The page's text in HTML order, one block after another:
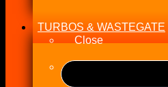
TURBOS & WASTEGATE
Close